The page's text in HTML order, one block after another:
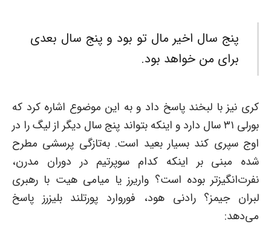
پنج سال اخیر مال تو بود و پنج سال بعدی
برای من خواهد بود.
کری نیز با لبخند پاسخ داد و به این موضوع اشاره کرد که
بورلی ۳۱ سال دارد و اینکه بتواند پنج سال دیگر از لیگ را در
اوج سپری کند بسیار بعید است. به‌تازگی پرسشی مطرح
شده مبنی بر اینکه کدام سوپرتیم در دوران مدرن،
نفرت‌انگیزتر بوده است؟ واریرز یا میامی هیت با رهبری
لبران جیمز؟ رادنی هود، فوروارد پورتلند بلیزرز پاسخ
می‌دهد: